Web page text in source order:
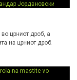
црниот дроб, а
на црниот дроб.